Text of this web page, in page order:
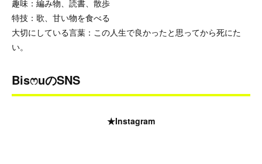
趣味：編み物、読書、散歩
特技：歌、甘い物を食べる
大切にしている言葉：この人生で良かったと思ってから死にた
い。
Bisෆ‪uのSNS
★Instagram